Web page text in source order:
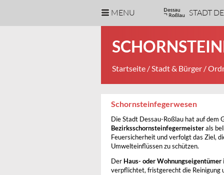
MENU STADT
Startseite /Stadt & Bürger /
Schornsteinfegerwesen
Die Stadt Dessau-Roßlau hat auf dem
Bezirksschornsteinfegermeister als
Feuersicherheit und verfolgt das Ziel,
Umwelteinflüssen zu schützen.
Der Haus- oder Wohnungseigentümer
verpflichtet, fristgerecht die Reinigung